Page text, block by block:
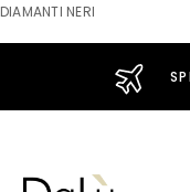
DIAMANTI NERI